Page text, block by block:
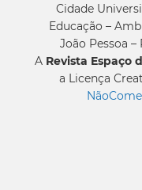
Cidade
Educação –
João Pessoa –
A Revista Espaço
a Licença